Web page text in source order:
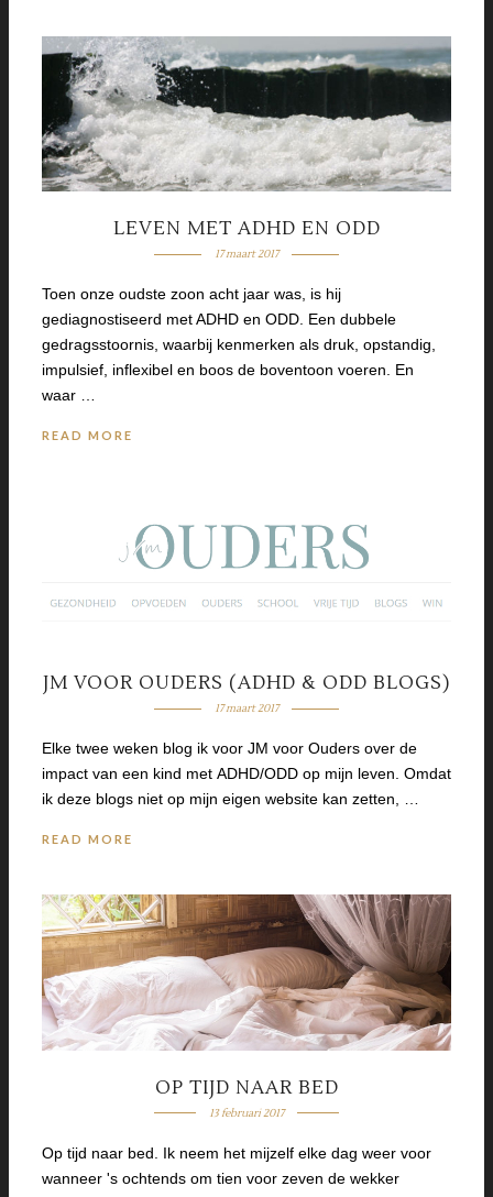
LEVEN MET ADHD EN ODD
17 maart 2017
Toen onze oudste zoon acht jaar was, is hij
gediagnostiseerd met ADHD en ODD. Een dubbele
gedragsstoornis, waarbij kenmerken als druk, opstandig,
impulsief, inflexibel en boos de boventoon voeren. En
waar …
READ MORE
JM VOOR OUDERS (ADHD & ODD BLOGS)
17 maart 2017
Elke twee weken blog ik voor JM voor Ouders over de
impact van een kind met ADHD/ODD op mijn leven. Omdat
ik deze blogs niet op mijn eigen website kan zetten, …
READ MORE
OP TIJD NAAR BED
13 februari 2017
Op tijd naar bed. Ik neem het mijzelf elke dag weer voor
wanneer 's ochtends om tien voor zeven de wekker